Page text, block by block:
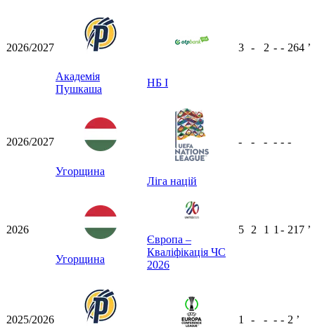
2026/2027
Академія
Пушкаша
НБ I
3 - 2 - - 264 ʼ
2026/2027
Угорщина
Ліга націй
- - - - - -
2026
Угорщина
Європа –
Кваліфікація ЧС
2026
5 2 1 1 - 217 ʼ
2025/2026 1 - - - - 2 ʼ